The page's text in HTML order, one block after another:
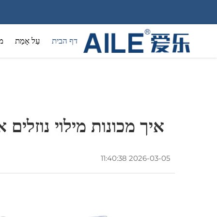
דף הבית עַל אָמַת
איך מכונות מילוי
2026-03-05 11:40:38